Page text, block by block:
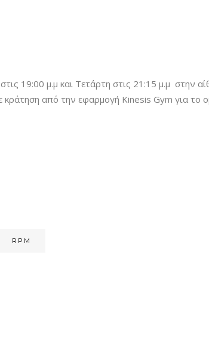
19:00 μ.μ και Τετάρτη στις 21:15 μ.μ στην
κράτηση από την εφαρμογή Kinesis Gym για
RPM